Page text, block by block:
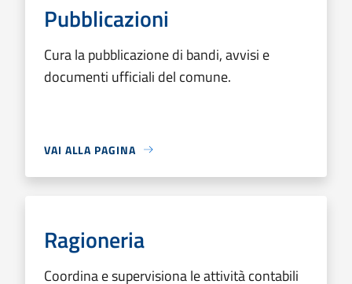
Pubblicazioni
Cura la pubblicazione di bandi, avvisi e
documenti ufficiali del comune.
VAI ALLA PAGINA
Ragioneria
Coordina e supervisiona le attività contabili